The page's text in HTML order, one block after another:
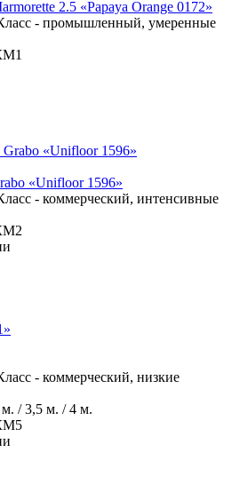
2.5 «Papaya Orange 0172»
- промышленный, умеренные
«Unifloor 1596»
- коммерческий, интенсивные
- коммерческий, низкие
/ 3,5 м. / 4 м.